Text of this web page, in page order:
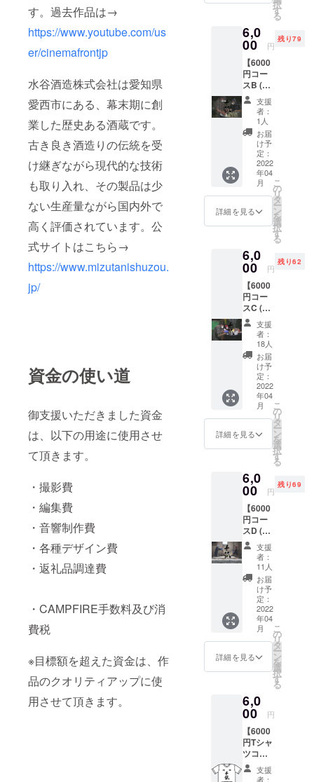
す。過去作品は→
https://www.youtube.com/us
er/cinemafrontjp
水谷酒造株式会社は愛知県
愛西市にある、幕末期に創
業した歴史ある酒蔵です。
古き良き酒造りの伝統を受
け継ぎながら現代的な技術
も取り入れ、その製品は少
ない生産量ながら国内外で
高く評価されています。公
式サイトはこちら→
https://www.mizutanishuzou.
jp/
資金の使い道
御支援いただきました資金
は、以下の用途に使用させ
て頂きます。
・撮影費
・編集費
・音響制作費
・各種デザイン費
・返礼品調達費
・CAMPFIRE手数料及び消
費税
※目標額を超えた資金は、作
品のクオリティアップに使
用させて頂きます。
によ
り、実
施しな
い場合
がござ
いま
す。イ
ベント
の開催
日時が
決まり
次第、
参加者
を募集
致しま
・作品
完成
定公開
(本編
データ
のダウ
ンロー
ド用url
をメー
ルでお
送りす
る予定
です) ・
シネマ
フロン
トの過
去作品2
供致し
ます。
ノマ
ド』 ど
ことな
く昭和
の香り
漂うア
ナクロ
探偵ア
クショ
ン短
編。本
DVD・
オリジ
ナルサ
ウンド
トラッ
クCDの
2枚組。
幻創 風
神戰
記』 明
治時代
を舞台
にした
スチー
ムパン
名古屋
市又は
近郊に
て行い
ます。
参加料
金は別
途頂戴
致しま
す。な
お、
パー
ティは
新型コ
ロナウ
の情勢
によ
い場合
がござ
いま
す。イ
ベント
の開催
日時が
決まり
次第、
参加者
を募集
致しま
す。）
・作品
完成
編の限
定公開
のダウ
ンロー
ド用url
をメー
ルでお
送りす
る予定
です) ・
上記の
内容に
加え
て、 本
作品の
主人公
である
和さん
が育て
県飛島
村産の
コシヒ
カリ2ｋ
ｇを提
供致し
ます。
国産米
セージ
動画等
の配信
（作品
完成ま
で不定
期） ・
希望者
による
零号試
写会及
び試写
会後の
パー
ティ参
加権
（日時
市又は
近郊に
て行い
ます。
参加料
金は別
途頂戴
致しま
す。な
お、
パー
ティは
新型コ
ロナウ
イルス
によ
り、実
がござ
いま
す。イ
ベント
の開催
日時が
決まり
次第、
参加者
を募集
致しま
す。）
・作品
完成
後、本
定公開
(本編
ンロー
ド用url
をメー
ルでお
送りす
る予定
です) ・
けませ
エンド
ロール
に「特
別協
力」と
してお
名前を
記載
（公序
良俗に
反しな
いも
の・機
種依存
文字等
でない
もので
ず備考
欄にご
希望の
お名前
をご記
入くだ
さい。
） ・
メール
による
活動報
告及び
メッ
セージ
動画等
の配信
（作品
希望者
による
零号試
写会及
び試写
会後の
パー
ティ参
加権
（日時
未定・
場所は
名古屋
市又は
近郊に
ます。
参加料
致しま
す。な
お、
パー
ティは
新型コ
ロナウ
択
す
る
6,0
00 円
残り79
【6000
円コー
スB (純
米酒 千
瓢)】 ※
リター
ンに酒
類を含
むた
め、未
成年者
の方は
ご購入
いただ
けませ
ん。 ・
ロール
に「特
別協
力」と
してお
名前を
記載
（公序
良俗に
反しな
いも
の・機
種依存
文字等
でない
もので
お願い
欄にご
希望の
お名前
をご記
入くだ
さい。
） ・
メール
による
活動報
告及び
メッ
セージ
動画等
の配信
（作品
完成ま
による
零号試
写会及
び試写
会後の
パー
ティ参
支援
者：
1人
お届
け予
定：
2022
年04
月
詳細を見る
こ
の
リ
タ
ー
ン
を
選
択
す
る
6,0
00 円
残り62
【6000
円コー
スC (純
米吟醸
千瓢)】
※リター
ンに酒
類を含
むた
め、未
成年者
の方は
ご購入
いただ
けませ
ん。 ・
ロール
に「特
別協
力」と
してお
名前を
記載
（公序
良俗に
反しな
いも
の・機
種依存
文字等
でない
もので
お願い
欄にご
希望の
お名前
をご記
入くだ
さい。
） ・
メール
支援
者：
18人
お届
け予
定：
2022
年04
月
詳細を見る
こ
の
リ
タ
ー
ン
を
選
択
す
る
6,0
00 円
残り69
【6000
円コー
スD (原
酒 千
瓢)】 ※
リター
ンに酒
類を含
むた
め、未
成年者
の方は
ご購入
いただ
けませ
ん。 ・
ロール
に「特
別協
力」と
してお
名前を
記載
（公序
支援
者：
11人
お届
け予
定：
2022
年04
月
詳細を見る
こ
の
リ
タ
ー
ン
を
選
択
す
る
6,0
00 円
【6000
円Tシャ
ツコー
ス】 ・
エンド
支援
者：